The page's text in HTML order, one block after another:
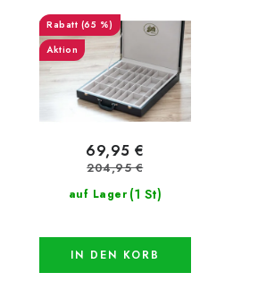
(65 %)
Aktion
auf Lager (1 St)
69,95 €
204,95 €
IN DEN KORB